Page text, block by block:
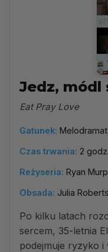
Jedz, módl
Eat Pray Love
Gatunek:
Czas trwania: 2
Reżyseria: Ryan
Obsada: Julia
Po kilku latach
sercem, 35-letnia
podejmuje ryzyko